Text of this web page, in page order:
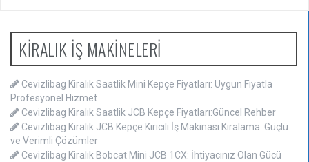
KİRALIK İŞ MAKİNELERİ
Cevizlibag Kiralık Saatlik Mini Kepçe Fiyatları: Uygun Fiyatla
Profesyonel Hizmet
Cevizlibag Kiralık Saatlik JCB Kepçe Fiyatları:Güncel Rehber
Cevizlibag Kiralık JCB Kepçe Kırıcılı İş Makinası Kiralama: Güçlü
ve Verimli Çözümler
Cevizlibag Kiralık Bobcat Mini JCB 1CX: İhtiyacınız Olan Gücü